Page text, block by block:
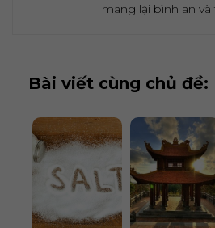
mang lại bình an và
Bài viết cùng chủ đề: